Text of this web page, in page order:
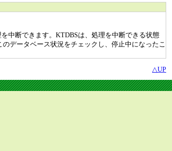
中断できます。KTDBSは、処理を中断できる状態
データベース状況をチェックし、停止中になったこ
△UP